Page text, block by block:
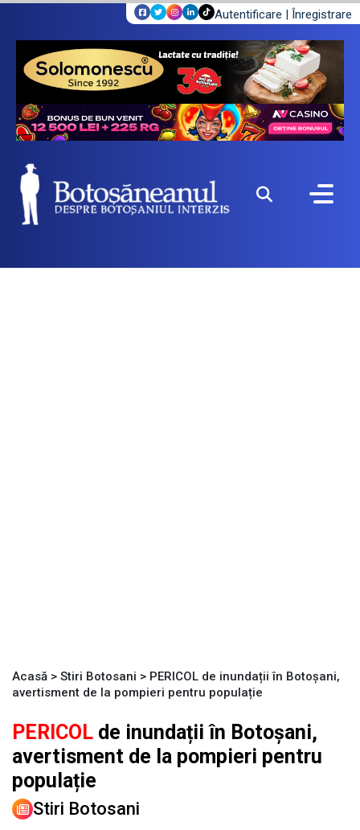
Autentificare | Înregistrare
Acasă > Stiri Botosani > PERICOL de inundații în Botoșani,
avertisment de la pompieri pentru populație
PERICOL de inundații în Botoșani,
avertisment de la pompieri pentru
populație
Stiri Botosani